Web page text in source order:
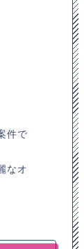
件で
なオ